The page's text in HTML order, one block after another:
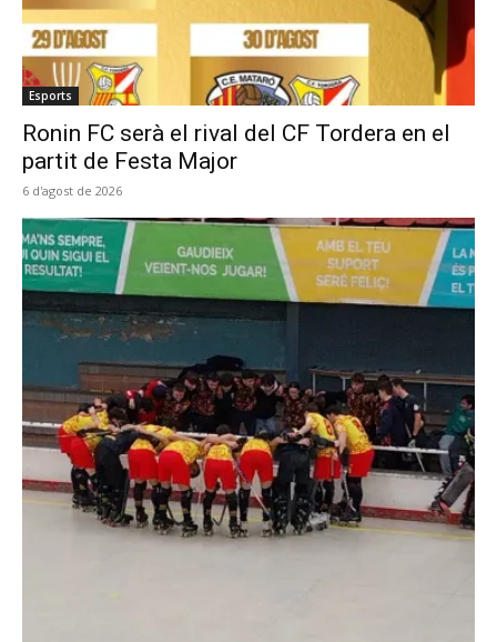
Esports
Ronin FC serà el rival del CF Tordera en el
partit de Festa Major
6 d'agost de 2026